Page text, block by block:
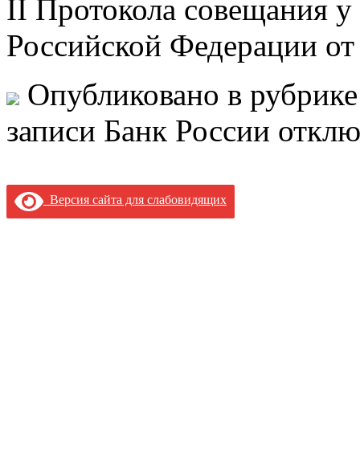
II Протокола совещания у
Российской Федерации
Опубликовано в
записи Банк России
Версия сайта для слабовидящих